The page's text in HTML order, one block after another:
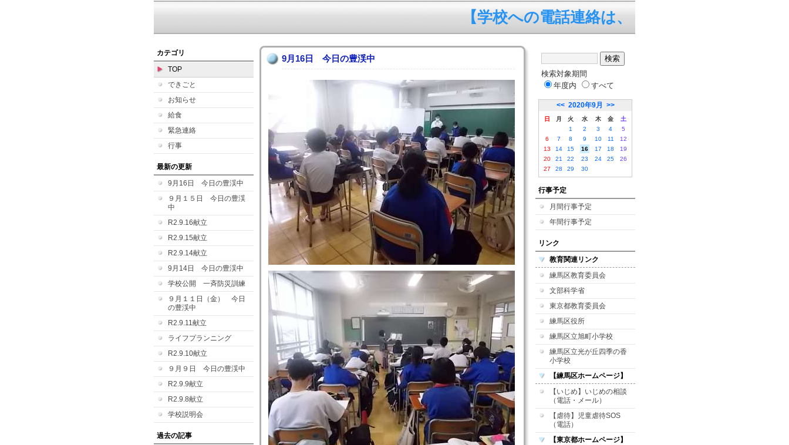
【学校への電話連絡は、平日の7:45～19:00
カテゴリ
TOP
できごと
お知らせ
給食
緊急連絡
行事
最新の更新
9月16日 今日の豊渓中
９月１５日 今日の豊渓
中
R2.9.16献立
R2.9.15献立
R2.9.14献立
9月14日 今日の豊渓中
学校公開 一斉防災訓練
９月１１日（金） 今日
の豊渓中
R2.9.11献立
ライフプランニング
R2.9.10献立
９月９日 今日の豊渓中
R2.9.9献立
R2.9.8献立
学校説明会
過去の記事
9月16日 今日の豊渓中
検索対象期間
年度内
すべて
<< 2020年9月 >>
日 月 火 水 木 金
土
1
2 3 4
5
6
7 8 9 10 11
12
13
14 15 16 17 18
19
20
21 22 23 24 25
26
27
28 29 30
行事予定
月間行事予定
年間行事予定
リンク
教育関連リンク
練馬区教育委員会
文部科学省
東京都教育委員会
練馬区役所
練馬区立旭町小学校
練馬区立光が丘四季の香
小学校
【練馬区ホームページ】
【いじめ】いじめの相談
（電話・メール）
【虐待】児童虐待SOS
（電話）
【東京都ホームページ】